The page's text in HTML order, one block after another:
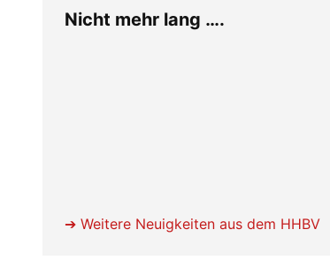
Nicht mehr lang ….
➔ Weitere Neuigkeiten aus dem HHBV